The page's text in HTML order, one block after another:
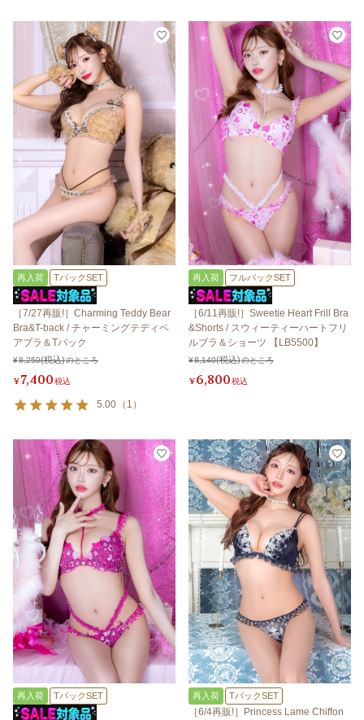
再入荷 TバックSET
［7/27再販!］Charming Teddy Bear
Bra&T-back / チャーミングテディベ
アブラ＆Tバック
¥8,250 のところ
¥7,400税込
5.00 （ 1 ）
再入荷 フルバックSET
［6/11再販!］Sweetie Heart Frill Bra
&Shorts / スウィーティーハートフリ
ルブラ＆ショーツ 【LB5500】
¥8,140 のところ
¥6,800税込
再入荷 TバックSET 再入荷 TバックSET
［6/4再販!］Princess Lame Chiffon